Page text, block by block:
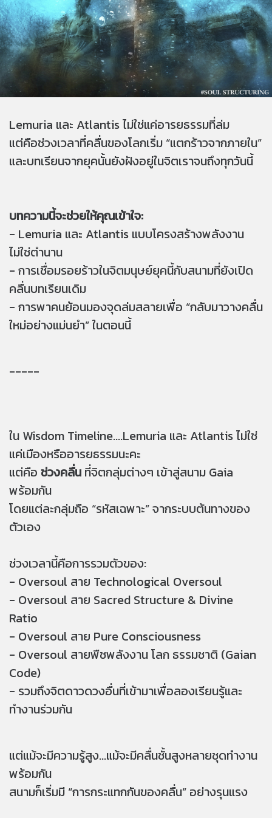
Lemuria และ Atlantis ไม่ใช่แค่อารยธรรมที่ล่ม
แต่คือช่วงเวลาที่คลื่นของโลกเริ่ม “แตกร้าวจากภายใน”
และบทเรียนจากยุคนั้นยังฝังอยู่ในจิตเราจนถึงทุกวันนี้
บทความนี้จะช่วยให้คุณเข้าใจ:
- Lemuria และ Atlantis แบบโครงสร้างพลังงาน
ไม่ใช่ตำนาน
- การเชื่อมรอยร้าวในจิตมนุษย์ยุคนี้กับสนามที่ยังเปิด
คลื่นบทเรียนเดิม
- การพาคนย้อนมองจุดล่มสลายเพื่อ “กลับมาวางคลื่น
ใหม่อย่างแม่นยำ” ในตอนนี้
-----
ใน Wisdom Timeline....Lemuria และ Atlantis ไม่ใช่
แค่เมืองหรืออารยธรรมนะคะ
แต่คือ ช่วงคลื่น ที่จิตกลุ่มต่างๆ เข้าสู่สนาม Gaia
พร้อมกัน
โดยแต่ละกลุ่มถือ “รหัสเฉพาะ” จากระบบต้นทางของ
ตัวเอง
ช่วงเวลานี้คือการรวมตัวของ:
- Oversoul สาย Technological Oversoul
- Oversoul สาย Sacred Structure & Divine
Ratio
- Oversoul สาย Pure Consciousness
- Oversoul สายพืชพลังงาน โลก ธรรมชาติ (Gaian
Code)
- รวมถึงจิตดาวดวงอื่นที่เข้ามาเพื่อลองเรียนรู้และ
ทำงานร่วมกัน
แต่แม้จะมีความรู้สูง...แม้จะมีคลื่นชั้นสูงหลายชุดทำงาน
พร้อมกัน
สนามก็เริ่มมี “การกระแทกกันของคลื่น” อย่างรุนแรง